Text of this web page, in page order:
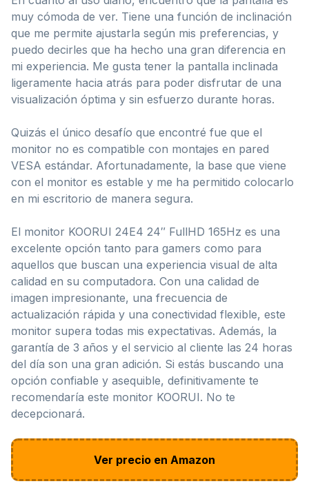
muy cómoda de ver. Tiene una función de inclinación
que me permite ajustarla según mis preferencias, y
puedo decirles que ha hecho una gran diferencia en
mi experiencia. Me gusta tener la pantalla inclinada
ligeramente hacia atrás para poder disfrutar de una
visualización óptima y sin esfuerzo durante horas.
Quizás el único desafío que encontré fue que el
monitor no es compatible con montajes en pared
VESA estándar. Afortunadamente, la base que viene
con el monitor es estable y me ha permitido colocarlo
en mi escritorio de manera segura.
El monitor KOORUI 24E4 24″ FullHD 165Hz es una
excelente opción tanto para gamers como para
aquellos que buscan una experiencia visual de alta
calidad en su computadora. Con una calidad de
imagen impresionante, una frecuencia de
actualización rápida y una conectividad flexible, este
monitor supera todas mis expectativas. Además, la
garantía de 3 años y el servicio al cliente las 24 horas
del día son una gran adición. Si estás buscando una
opción confiable y asequible, definitivamente te
recomendaría este monitor KOORUI. No te
decepcionará.
Ver precio en Amazon